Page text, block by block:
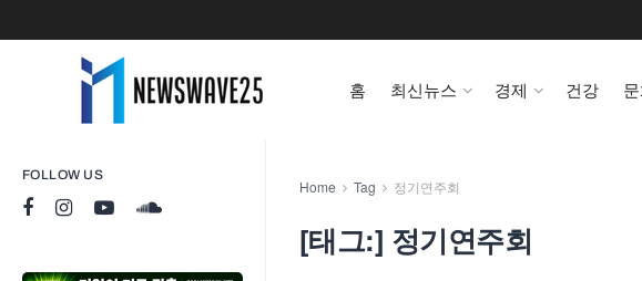
FOLLOW US
홈 최신뉴스 경제 건강
Home Tag 정기연주회
[태그:] 정기연주회